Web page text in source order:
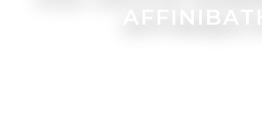
AFFINIBATH